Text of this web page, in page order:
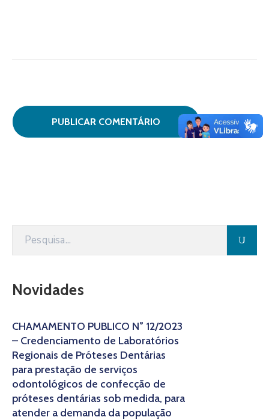
Novidades
CHAMAMENTO PÚBLICO N° 12/2023
– Credenciamento de Laboratórios
Regionais de Próteses Dentárias
para prestação de serviços
odontológicos de confecção de
próteses dentárias sob medida, para
atender a demanda da população